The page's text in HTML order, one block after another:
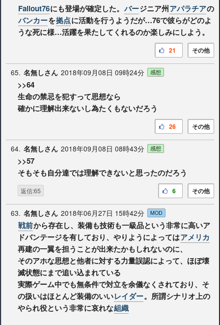
Fallout76にも登場が確定した。 バージニア州アパラチアの
バンカーを拠点に活動を行うようだが…76で彼らがどのよ
うな死に様…活躍を果たしてくれるのか楽しみにしよう。
その他
21
65. 名無しさん 2018年09月08日 09時24分 感想
>>64
生命の禁忌を犯すって思想なら
確かに理解出来ないし為たくもないだろう
その他
26
64. 名無しさん 2018年09月08日 08時43分 感想
>>57
そもそも自分達では理解できないと思ったのだろう
返信:65 その他
6
63. 名無しさん 2018年06月27日 15時42分 MOD
戦前から存在し、装備も技術も一級品という非常に高いア
ドバンテージを有しており、やりようによってはアメリカ
再建の一翼を担うことが出来たかもしれないのに、
そのアホな思想と他者に対する力量誤認によって、ほぼ壊
滅状態にまで追い込まれている
実際ゲーム中でも無条件で対立を余儀なくされており、そ
の扱いはほとんど装備のいいレイダー。所謂シナリオ上の
やられ役という非常に哀れな組織